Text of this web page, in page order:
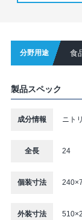
分野用途 食
製品スペック
成分情報 ニト
全長 24
個装寸法
外装寸法